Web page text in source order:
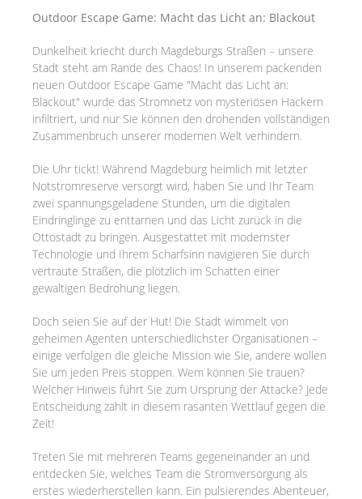
Outdoor Escape Game: Macht das Licht an: Blackout
Dunkelheit kriecht durch Magdeburgs Straßen – unsere
Stadt steht am Rande des Chaos! In unserem packenden
neuen Outdoor Escape Game "Macht das Licht an:
Blackout" wurde das Stromnetz von mysteriösen Hackern
infiltriert, und nur Sie können den drohenden vollständigen
Zusammenbruch unserer modernen Welt verhindern.
Die Uhr tickt! Während Magdeburg heimlich mit letzter
Notstromreserve versorgt wird, haben Sie und Ihr Team
zwei spannungsgeladene Stunden, um die digitalen
Eindringlinge zu enttarnen und das Licht zurück in die
Ottostadt zu bringen. Ausgestattet mit modernster
Technologie und Ihrem Scharfsinn navigieren Sie durch
vertraute Straßen, die plötzlich im Schatten einer
gewaltigen Bedrohung liegen.
Doch seien Sie auf der Hut! Die Stadt wimmelt von
geheimen Agenten unterschiedlichster Organisationen –
einige verfolgen die gleiche Mission wie Sie, andere wollen
Sie um jeden Preis stoppen. Wem können Sie trauen?
Welcher Hinweis führt Sie zum Ursprung der Attacke? Jede
Entscheidung zählt in diesem rasanten Wettlauf gegen die
Zeit!
Treten Sie mit mehreren Teams gegeneinander an und
entdecken Sie, welches Team die Stromversorgung als
erstes wiederherstellen kann. Ein pulsierendes Abenteuer,